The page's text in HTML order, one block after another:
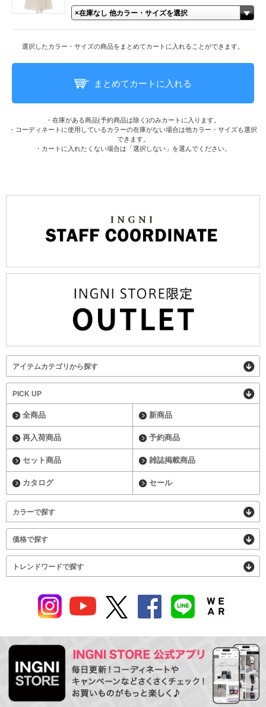
選択したカラー・サイズの商品をまとめてカートに入れることができます。
まとめてカートに入れる
・在庫がある商品(予約商品は除く)のみカートに入ります。
・コーディネートに使用しているカラーの在庫がない場合は他カラー・サイズも選択
できます。
・カートに入れたくない場合は「選択しない」を選んでください。
アイテムカテゴリから探す
PICK UP
全商品 新商品
再入荷商品 予約商品
セット商品 雑誌掲載商品
カタログ セール
カラーで探す
価格で探す
トレンドワードで探す